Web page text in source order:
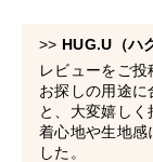
>> HUG.U（ハ
レビューをご投
お探しの用途に
と、大変嬉しく
着心地や生地感
した。